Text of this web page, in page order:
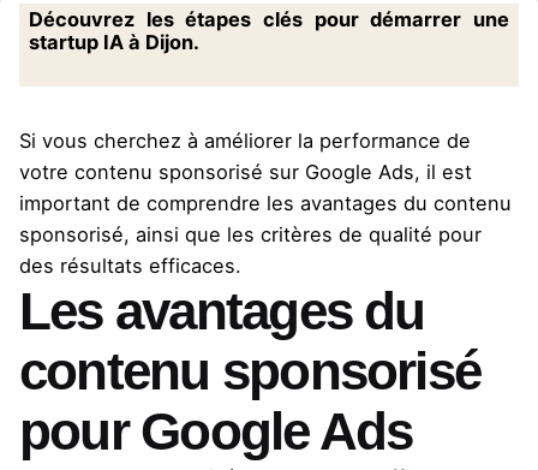
Découvrez les étapes clés pour démarrer une
startup IA à Dijon.
Si vous cherchez à améliorer la performance de
votre contenu sponsorisé sur Google Ads, il est
important de comprendre les avantages du contenu
sponsorisé, ainsi que les critères de qualité pour
des résultats efficaces.
Les avantages du
contenu sponsorisé
pour Google Ads